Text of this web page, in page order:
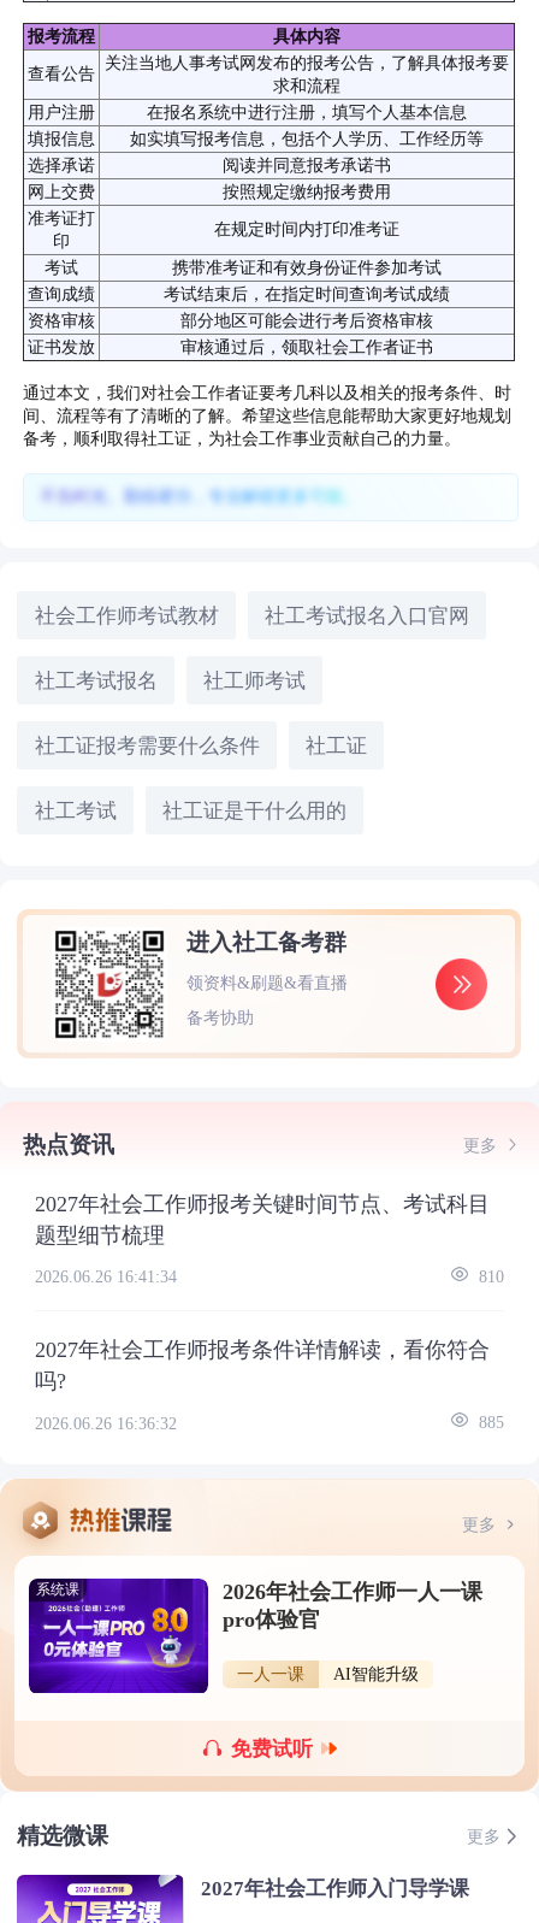
报考流程
具体内容
查看公告
关注当地人事考试网发布的报考公告，了解具体报考要
求和流程
用户注册
在报名系统中进行注册，填写个人基本信息
填报信息
如实填写报考信息，包括个人学历、工作经历等
选择承诺
阅读并同意报考承诺书
网上交费
按照规定缴纳报考费用
准考证打
印
在规定时间内打印准考证
考试
携带准考证和有效身份证件参加考试
查询成绩
考试结束后，在指定时间查询考试成绩
资格审核
部分地区可能会进行考后资格审核
证书发放
审核通过后，领取社会工作者证书
通过本文，我们对社会工作者证要考几科以及相关的报考条件、时
间、流程等有了清晰的了解。希望这些信息能帮助大家更好地规划
备考，顺利取得社工证，为社会工作事业贡献自己的力量。
不负时光、勤练硬功，专业解锁更多可能。
社会工作师考试教材 社工考试报名入口官网
社工考试报名 社工师考试
社工证报考需要什么条件 社工证
社工考试 社工证是干什么用的
进入社工备考群
领资料&刷题&看直播
备考协助
热点资讯 更多
2027年社会工作师报考关键时间节点、考试科目
题型细节梳理
2026.06.26 16:41:34 810
2027年社会工作师报考条件详情解读，看你符合
吗?
2026.06.26 16:36:32 885
更多
系统课
2026年社会工作师一人一课
pro体验官
一人一课 AI智能升级
免费试听
精选微课 更多
2027年社会工作师入门导学课